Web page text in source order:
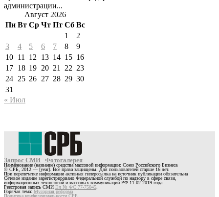
администрации...
Август 2026
Пн Вт Ср Чт Пт Сб Вс
1
2
3
4 5 6 7 8
9
10 11 12 13 14 15 16
17 18 19 20 21 22 23
24 25 26 27 28 29 30
31
« Июл
Запрос СМИ Фотогалерея
Наименование (название) средства массовой информации: Союз Российского Бизнеса
© СРБ, 2012 — [year]. Все права защищены. Для пользователей старше 16 лет.
При перепечатке информации активная гиперссылка на источник публикации обязательна
Сетевое издание зарегистрировано Федеральной службой по надзору в сфере связи,
информационных технологий и массовых коммуникаций РФ 11.02.2019 года.
Реестровая запись СМИ Эл № ФС 77-75045
Горячая тема: Мусорная реформа
Политика конфиденциальности СРБ